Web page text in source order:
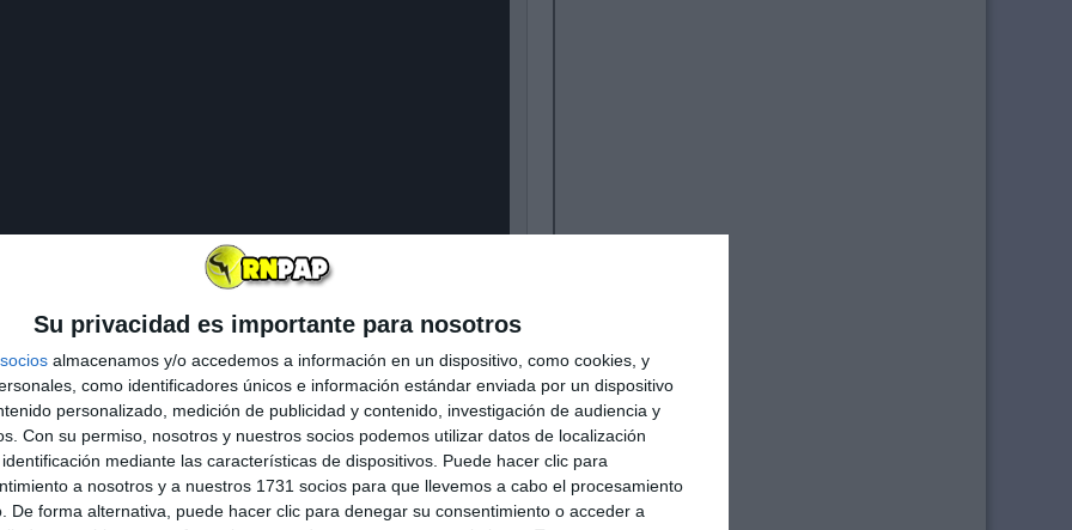
Su privacidad es importante para nosotros
socios almacenamos y/o accedemos a información en un dispositivo, como cookies, y
como identificadores únicos e información estándar enviada por un dispositivo
personalizado, medición de publicidad y contenido, investigación de audiencia y
Con su permiso, nosotros y nuestros socios podemos utilizar datos de localización
mediante las características de dispositivos. Puede hacer clic para
a nosotros y a nuestros 1731 socios para que llevemos a cabo el procesamiento
De forma alternativa, puede hacer clic para denegar su consentimiento o acceder a
US Open, teniendo que retirarse por molestias